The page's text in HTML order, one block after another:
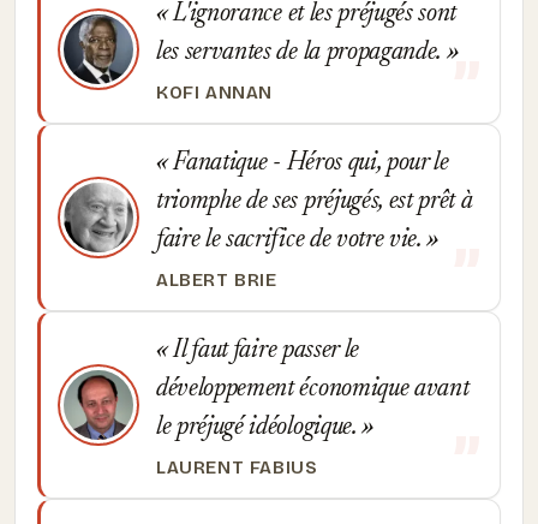
L'ignorance et les préjugés sont
les servantes de la propagande.
KOFI ANNAN
Fanatique - Héros qui, pour le
triomphe de ses préjugés, est prêt à
faire le sacrifice de votre vie.
ALBERT BRIE
Il faut faire passer le
développement économique avant
le préjugé idéologique.
LAURENT FABIUS